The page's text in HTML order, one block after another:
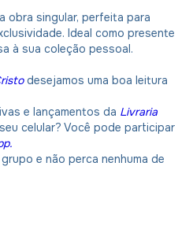
obra singular, perfeita para
Ideal como presente
à sua coleção pessoal.
desejamos uma boa leitura
e lançamentos da Livraria
celular? Você pode participar
e não perca nenhuma de